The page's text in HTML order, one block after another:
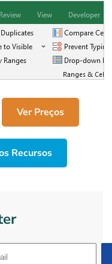
Ver Preços
Recursos